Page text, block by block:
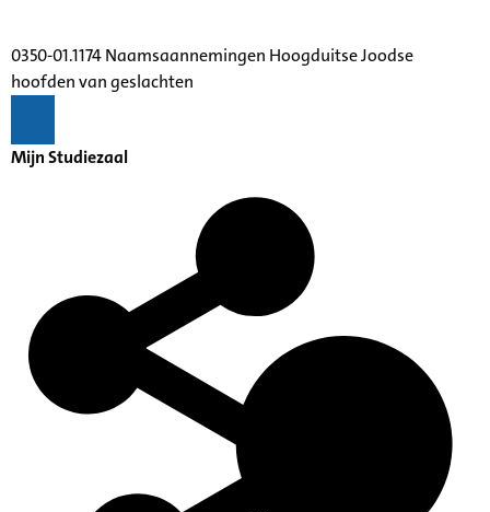
0350-01.1174 Naamsaannemingen Hoogduitse Joodse
hoofden van geslachten
Mijn Studiezaal